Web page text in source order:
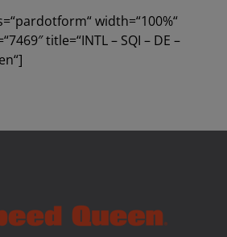
width=“100%“
title=“INTL – SQI – DE –